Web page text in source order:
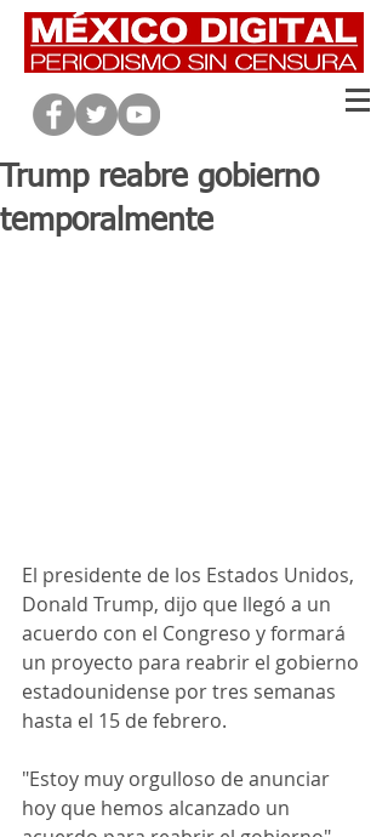
Trump reabre gobierno
temporalmente
El presidente de los Estados Unidos,
Donald Trump, dijo que llegó a un
acuerdo con el Congreso y formará
un proyecto para reabrir el gobierno
estadounidense por tres semanas
hasta el 15 de febrero.
"Estoy muy orgulloso de anunciar
hoy que hemos alcanzado un